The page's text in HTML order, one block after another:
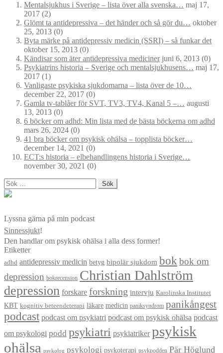
Mentalsjukhus i Sverige – lista över alla svenska… maj 17,
2017 (2)
Glömt ta antidepressiva – det händer och så gör du… oktober
25, 2013 (0)
Byta märke på antidepressiv medicin (SSRI) – så funkar det
oktober 15, 2013 (0)
Kändisar som äter antidepressiva medicinerjuni 6, 2013 (0)
Psykiatrins historia – Sverige och mentalsjukhusens… maj 17,
2017 (1)
Vanligaste psykiska sjukdomarna – lista över de 10…
december 22, 2017 (0)
Gamla tv-tablåer för SVT, TV3, TV4, Kanal 5 –… augusti
13, 2013 (0)
6 böcker om adhd: Min lista med de bästa böckerna om adhd
mars 26, 2024 (0)
41 bra böcker om psykisk ohälsa – topplista böcker…
december 14, 2021 (0)
ECT:s historia – elbehandlingens historia i Sverige…
november 30, 2021 (0)
Sök
efter:
Lyssna gärna på min podcast
Sinnessjukt!
Den handlar om psykisk ohälsa i alla dess former!
Etiketter
adhd antidepressiv medicin betyg bipolär sjukdom bokbok om
depression bokrecension Christian Dahlström
depression forskare forskning intervju Karolinska Institutet
KBT kognitiv beteendeterapi läkare medicin paniksyndrom panikångest
podcast podcast om psykiatri podcast om psykisk ohälsa podcast
om psykologi podd psykiatri psykiatriker psykisk
ohälsa psykolog psykologi psykoterapi psykpodden Pär Höglund